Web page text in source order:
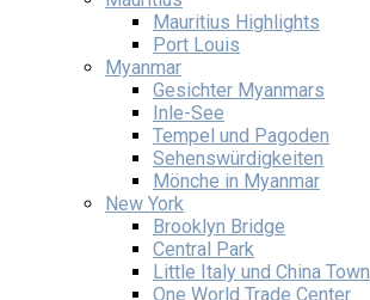
Mauritius Highlights
Port Louis
Myanmar
Gesichter Myanmars
Inle-See
Tempel und Pagoden
Sehenswürdigkeiten
Mönche in Myanmar
New York
Brooklyn Bridge
Central Park
Little Italy und China Town
One World Trade Center